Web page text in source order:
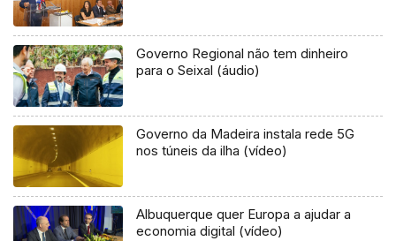
Governo Regional não tem dinheiro
para o Seixal (áudio)
Governo da Madeira instala rede 5G
nos túneis da ilha (vídeo)
Albuquerque quer Europa a ajudar a
economia digital (vídeo)